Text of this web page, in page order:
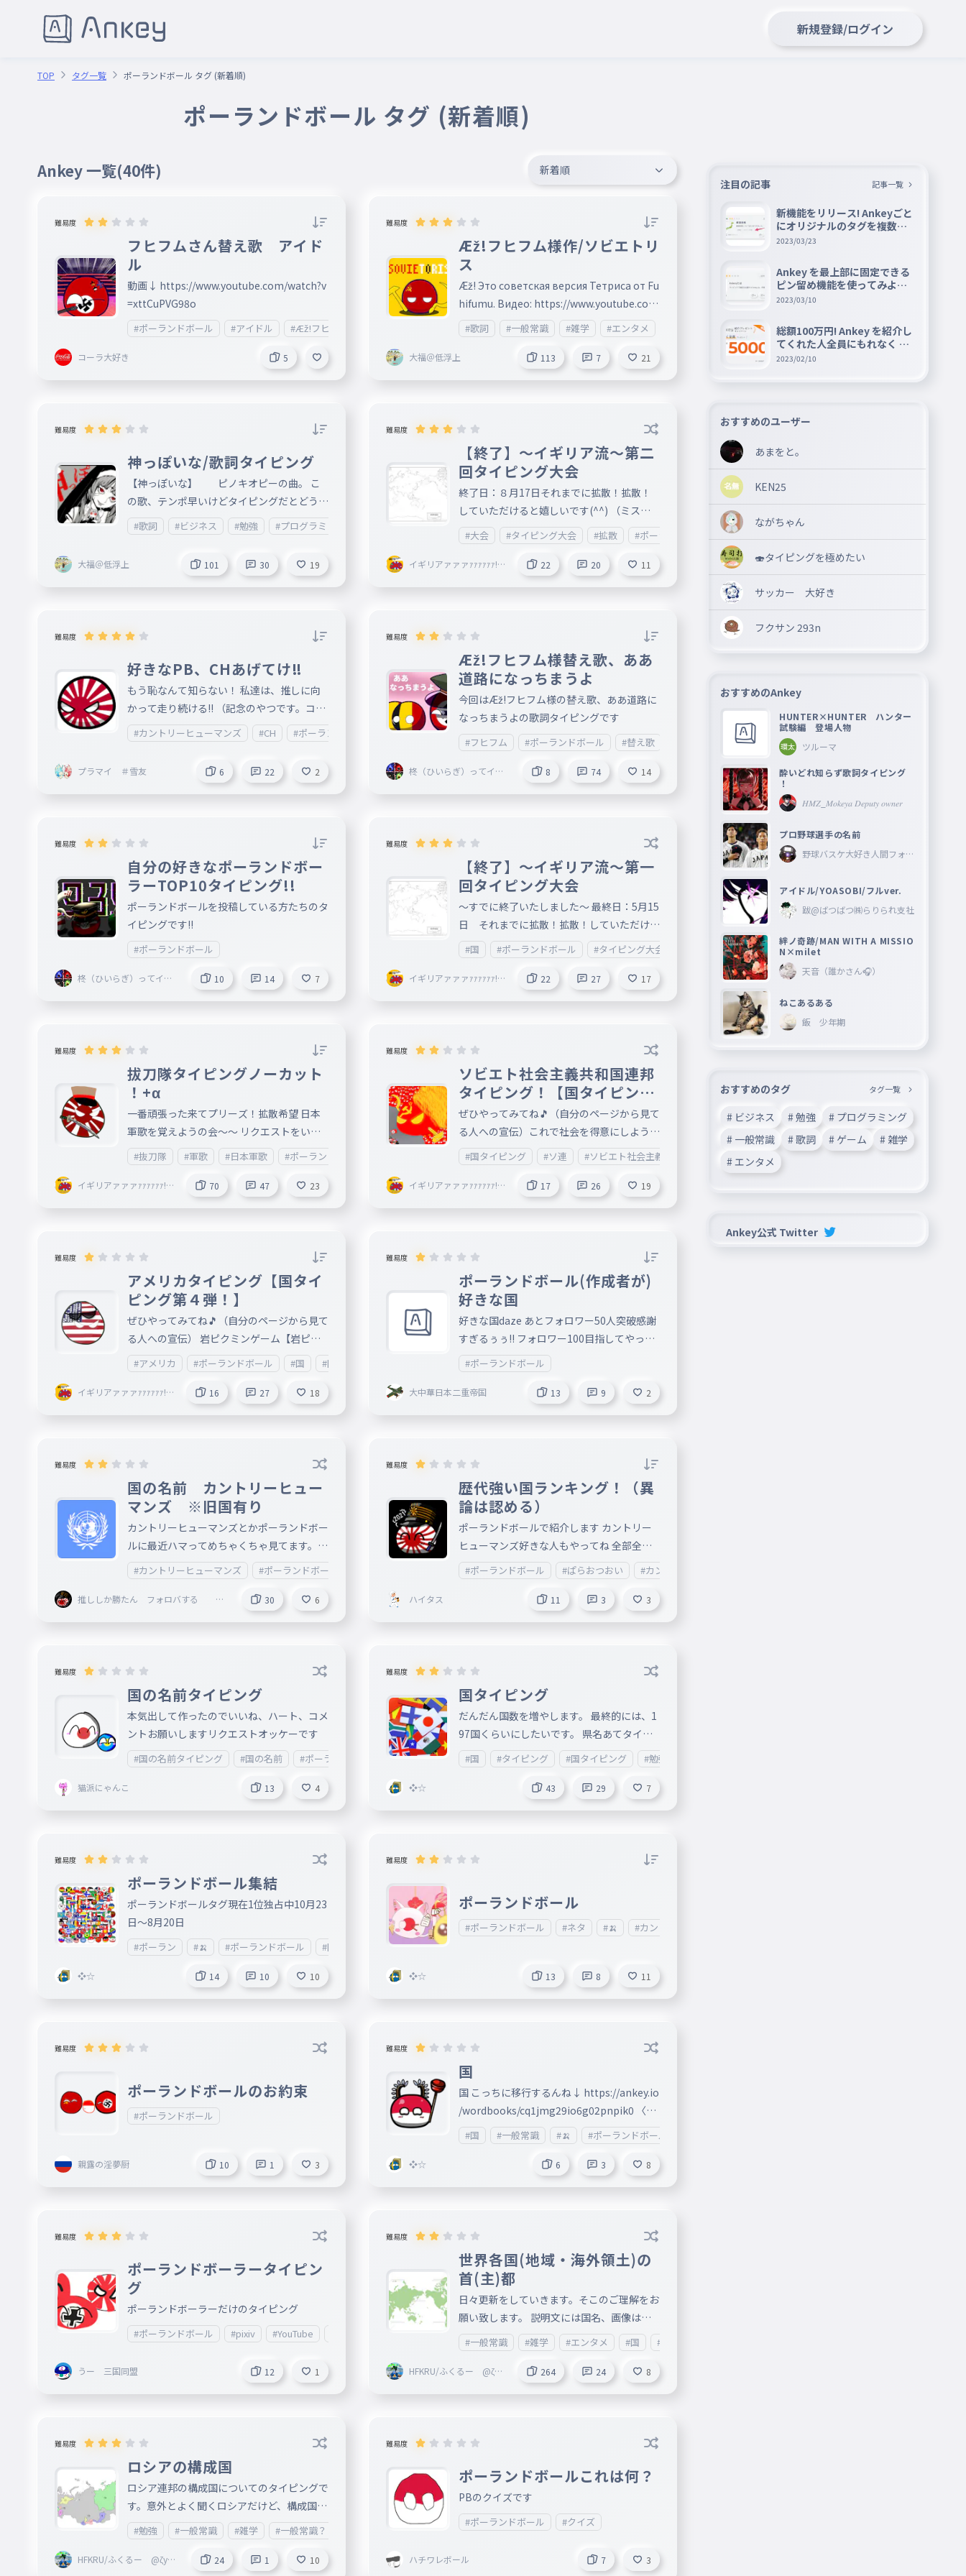
新規登録/ログイン
TOP タグ一覧 ポーランドボール タグ (新着順)
ポーランドボール タグ (新着順)
Ankey 一覧(40件) 新着順
難易度
フヒフムさん替え歌 アイド
ル
動画↓ https://www.youtube.com/watch?v
=xttCuPVG98o
#ポーランドボール #アイドル #Æž!フヒフム
コーラ大好き 5
難易度
Æž!フヒフム様作/ソビエトリ
ス
Æž! Это советская версия Тетриса от Fu
hifumu. Видео: https://www.youtube.com
/watch?v=5wPPTX0Qq7E Чтобы напечат
ать текст песни, действительно нужно
много печатать (слишком много). Да. Т
wmI
#歌詞 #一般常識 #雑学 #エンタメ #勉強 #プログラミング #ゲーム #Æž!フヒフム
大福＠低浮上 113 7 21
難易度
神っぽいな/歌詞タイピング
【神っぽいな】 ピノキオピーの曲。 こ
の歌、テンポ早いけどタイピングだとどうな
るのか...101あるけどこれを全部打てる人は
いるのか... この曲のポーランドボール版があ
るんですけど、申し訳ないけど、本家さんよ
り、こっちのほうが好きかも。 理由：ポー
ランドボールの方は、すべて外国人が作って
世界大戦時のナチス・ドイツ（枢軸国）とし
て表しているのは、”神っぽいな”と思ってい
ます。 本家さんも、ポーランドボールの方
もどっちも同じ曲なんですけどね。どっちも
いいってことです 。 ※Googleの歌詞を見た
ため、間違っているところがあったら教えて
くれたら嬉しいです。 歌詞タイピングって
#歌詞 #ビジネス #勉強 #プログラミング #ゲーム #雑学 #エンタメ #腕試し #動物 #ボカロ #ボカロ曲
大福＠低浮上 101 30 19
難易度
【終了】〜イギリア流〜第二
回タイピング大会
終了日：８月17日それまでに拡散！拡散！
していただけると嬉しいです(^^) （ミスが
あったらコメントにて教えて頂けると嬉しい
です） いいねとフォローも自分が全部にし
ている場合があるので一位の特典も増やしま
した！ 一位：サブ垢でフォロー＋いいね×
ォローしてるかもしれないから） 三位：い
いね×３（自分がいいねしてない投稿が３つ
無ければいいねができないので、その時は代
わりにサブ垢でフォローをします） 絵文字
や記号などはなどはテキストに省きます。数
字は読み方でテキストになっています 注意
：用語の国達の発言は、実際のことや適当な
想像などいろいろです(アニメのセリフその
まんまもあります) ⚠️このAnkeyは自殺、ヘ
イトスピーチ、戦争、特定の団体・組織・国
作権で保護されています！無断で使用しない
で下さい。(自作以外のを使用したい場合は
その画像の作成者の要望に従ってください)
ポーランドボール：自作 水彩風国旗：地図
・路線図職工所さんより
#大会 #タイピング大会 #拡散 #ポーランドボール #国
イギリアァァァｧｧｧｧｧｧ!?!
22 20 11
難易度
好きなPB、CHあげてけ‼️
もう恥なんて知らない！ 私達は、推しに向
かって走り続ける‼️ （記念のやつです。コメ
ントに書かれたものをタイピングに載せます
。）
#カントリーヒューマンズ #CH #ポーランドボール #PB
プラマイ ＃雪友 6 22 2
難易度
Æž!フヒフム様替え歌、ああ
道路になっちまうよ
今回はÆž!フヒフム様の替え歌、ああ道路に
なっちまうよの歌詞タイピングです
#フヒフム #ポーランドボール #替え歌 #タイピングで埋め尽くそう #Æž!フヒフム
柊（ひいらぎ）ってイン
8 74 14
難易度
自分の好きなポーランドボー
ラーTOP10タイピング!!
ポーランドボールを投稿している方たちのタ
イピングです!!
#ポーランドボール
柊（ひいらぎ）ってイン
10 14 7
難易度
【終了】〜イギリア流〜第一
回タイピング大会
〜すでに終了いたしました〜 最終日：5月15
日 それまでに拡散！拡散！していただける
と嬉しいです(^^) （ミスがあったらコメン
トにて教えて頂けると嬉しいです） 投稿が
遅れて誠に申し上げございませんm(_ _)m
本日は先に大会を開くことにしましt(((ドイ
(_ _)m↑ （一応フォロワー100人記念） 一
位：サブ垢でフォロー＋いいね×３ 二位：
サブ垢でフォロー＋いいね（理由：本垢でフ
ォローしてるかもしれないから） 三位：い
いね×３（自分がいいねしてない投稿が３つ
無ければいいねができないので、その時は代
わりにサブ垢でフォローをします） 絵文字
や記号などはなどはテキストに省きます。
数字は読み方でテキストになっています。
注意：用語の国達の発言は、実際のことや適
もあります) ⚠️このAnkeyは自殺、ヘイトス
ピーチ、戦争、特定の団体・組織・国・人な
どを差別や否定する目的は一切ありません！
⚠️ ポーランドボール：自作（パレスチナの
みふくるーさん提供） 普通の国旗：無料素
材
#国 #ポーランドボール #タイピング大会 #フォロワ−100人記念 #イギリアty
イギリアァァァｧｧｧｧｧｧ!?!
22 27 17
難易度
拔刀隊󠄁タイピングノーカット
！+α
一番頑張った来てプリーズ！拡散希望 日本
軍歌を覚えようの会〜〜 リクエストをいた
だいたので、作ってみました！タイトルは旧
字体ですのでちょっと違和感を感じるかもし
れませんが間違ってはいません。（現在は抜
刀隊）ミスがあったらコメントにて教えて頂
※読み方が難しいのがあるのでふりがなを読
むことを推奨 ⚠️このAnkeyは自殺、ヘイト
スピーチ、戦争、特定の団体・組織・国・人
などを差別や否定する目的は一切ありません
！⚠️ 作詞：外山 正一 作曲：シャルル・エ
ドウアール・ガブリエル・ルルー 著作権：
消滅済み 画像：全て自作（全部一緒だけど
） 【拡散】 拡散希望って書いてあったから
拡散したURL⇩ https://ankey.io/wordbook
s/cvnq7ka9io6g02oeulig https://ankey.io/
://ankey.io/wordbooks/cn3ja3i9io6g02vgj
sm0?ranking_current=tot
#抜刀隊 #軍歌 #日本軍歌 #ポーランドボール #歌詞 #歌詞タイピング #歌詞Ty #ぬう
イギリアァァァｧｧｧｧｧｧ!?!
70 47 23
難易度
ソビエト社会主義共和国連邦
タイピング！【国タイピング
第５弾！】
ぜひやってみてね🎵（自分のページから見て
る人への宣伝）これで社会を得意にしよう！
！ ねすさんリクエスしていただきありがと
うございました！非常に遅れて誠に申し上げ
ございません！ ソ連に関するタイピングで
す。時々更新するつもりです。（ミスがあっ
たスペシャルイベント！？ちなみにその次は
ミサイルマン🎵 注意：用語の説明文の部分
は全てがレーニンが本当に言った言葉ではあ
りません（偶然言ってた可能性はある） htt
ps://ankey.io/wordbooks/cuth5uq9io6g02
v1lqbg⇦国タイピング製作委員会公式サイ
ト（？） 今回のソ連のイラストは結構頑張
ったので大量に当てはまりそうな用語の画像
に入れました！ カントリーボールのみ自作
#国タイピング #ソ連 #ソビエト社会主義共和国連邦 #ポーランドボール #国 #暗記 #知識
イギリアァァァｧｧｧｧｧｧ!?!
17 26 19
難易度
アメリカタイピング【国タイ
ピング第４弾！】
ぜひやってみてね🎵（自分のページから見て
る人への宣伝） 岩ピクミンゲーム【岩ピク
ミン教信者】さんリクエスしていただきあり
がとうございました！非常に遅れて誠に申し
上げございません！ アメリカに関するタイ
ピングです。時々更新するつもりです。（ミ
ェーーーーン（ソ連）の予定・・・そしてそ
の次はなんとスペシャルイベント！？ https
://ankey.io/wordbooks/cuth5uq9io6g02v1l
qbg⇦国タイピング製作委員会公式サイト（
？） カントリーボールのみ自作画像
#アメリカ #ポーランドボール #国 #国タイピング #アメリカ合衆国 #イギリアty
イギリアァァァｧｧｧｧｧｧ!?!
16 27 18
難易度
ポーランドボール(作成者が)
好きな国
好きな国daze あとフォロワー50人突破感謝
すぎるぅぅ!! フォロワー100目指してやって
いきます!!
#ポーランドボール
大中華日本二重帝国 13 9 2
難易度
国の名前 カントリーヒュー
マンズ ※旧国有り
カントリーヒューマンズとかポーランドボー
ルに最近ハマってめちゃくちゃ見てます。
サムネは適当に選んだので国連なのは、気に
しないでください。
#カントリーヒューマンズ #ポーランドボール #一般常識 #勉強 #社会
推ししか勝たん フォロバする
30 6
難易度
歴代強い国ランキング！（異
論は認める）
ポーランドボールで紹介します カントリー
ヒューマンズ好きな人もやってね 全部全盛
期#ポーランドボール #ぱらおつおい #カントリーヒューマンズ
ハイタス 11 3 3
難易度
国の名前タイピング
本気出して作ったのでいいね、ハート、コメ
ントお願いしますリクエストオッケーです
#国の名前タイピング #国の名前 #ポーランドボール
猫派にゃんこ 13 4
難易度
国タイピング
だんだん国数を増やします。 最終的には、1
97国くらいにしたいです。 県名あてタイピ
ングの派生のつもりです。 文字ミスは、コ
メント欄に 6月26日Play100回達成!! 画像元
↓ https://japolandball.miraheze.org/wiki
/%E3%83%A1%E3%82%A4%E3%83%B
#国 #タイピング #国タイピング #勉強
❖☆ 43 29 7
難易度
ポーランドボール集結
ポーランドボールタグ現在1位独占中10月23
日〜8月20日
#ポーラン #🍌 #ポーランドボール #国 #カントリーボール
❖☆ 14 10 10
難易度
ポーランドボール
#ポーランドボール #ネタ #🍌 #カントリーボール
❖☆ 13 8 11
難易度
ポーランドボールのお約束
#ポーランドボール
親露の淫夢厨 10 1 3
難易度
国
国 こっちに移行するんね↓ https://ankey.io
/wordbooks/cq1jmg29io6g02pnpik0 〈こ
れも残すけど〉 このサイトも見てほしいん
ね↓ https://japolandball.miraheze.org/w
iki/%E3%83%A1%E3%82%A4%E3%83%
B3%E3%83%9A%E3%83%BC%E3%82%
#国 #一般常識 #🍌 #ポーランドボール
❖☆ 6 3 8
難易度
ポーランドボーラータイピン
グ
ポーランドボーラーだけのタイピング
#ポーランドボール #pixiv #YouTube
うー 三国同盟 12 1
難易度
世界各国(地域・海外領土)の
首(主)都
日々更新をしていきます。そこのご理解をお
願い致します。 説明文には国名、画像は国
旗または域旗になります。 国名の五十音順
で作っていきます。 タイの首都名は、バン
コクとしていますが正式名称はクルンテープ
・マハーナコーン・アモーンラッタナコーシ
ーブリーロム・ウドムラーチャニウェートマ
ンサティット・サッカタッティヤウィサヌカ
ムプラシットです。 フォローといいねを是
非宜しくお願い致します。
#一般常識 #雑学 #エンタメ #国 #首都
HFKRU/ふくるー @ζyp
264 24 8
難易度
ロシアの構成国
ロシア連邦の構成国についてのタイピングで
す。意外とよく聞くロシアだけど、構成国は
知らないものばかり。 説明は、国のある場
所(連邦管区➾https://ja.wikipedia.org/wiki
/%E9%80%A3%E9%82%A6%E7%AE%A
#勉強 #一般常識 #雑学 #一般常識？ #一般常識ですよねえ？ #＃一般常識
HFKRU/ふくるー @ζype
24 1 10
難易度
ポーランドボールこれは何？
PBのクイズです
#ポーランドボール #クイズ
ハチワレボール 7 3
注目の記事 記事一覧
新機能をリリース! Ankeyごと
にオリジナルのタグを複数設
定できる『タグ機能』を紹介
2023/03/23
Ankey を最上部に固定できる
ピン留め機能を使ってみよう
📌
2023/03/10
総額100万円! Ankey を紹介し
てくれた人全員にもれなく A
mazon ギフト券 5000 円分を
2023/02/10
おすすめのユーザー
あまをと。
KEN25
ながちゃん
🍣タイピングを極めたい
サッカー 大好き
フクサン 293n
おすすめのAnkey
HUNTER×HUNTER ハンター
試験編 登場人物
ツルーマ
酔いどれ知らず歌詞タイピング
！
𝐻𝑀𝑍_𝑀𝑜𝑘𝑒𝑦𝑎 𝐷𝑒𝑝𝑢𝑡𝑦 𝑜𝑤𝑛𝑒𝑟
プロ野球選手の名前
野球バスケ大好き人間フォロ
アイドル/YOASOBI/フルver.
跋@ばつばつ㈱らりられ支社
絆ノ奇跡/MAN WITH A MISSIO
N×milet
天音（誰かさん🎧）
ねこあるある
飯 少年期
おすすめのタグ タグ一覧
# ビジネス # 勉強
# プログラミング
# 一般常識
# 歌詞 # ゲーム
# 雑学
# エンタメ
Ankey公式 Twitter